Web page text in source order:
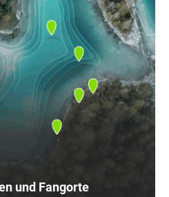
und Fangorte